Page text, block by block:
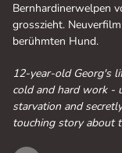
Bernhardinerwelpen
grosszieht.
berühmten Hund.
12-year-old Georg's
cold and hard work -
starvation and
touching story about